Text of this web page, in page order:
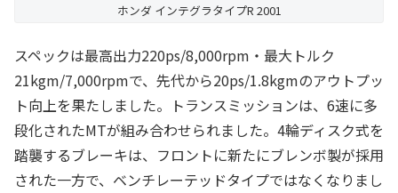
ホンダ インテグラタイプR 2001
スペックは最高出力220ps/8,000rpm・最大トルク
21kgm/7,000rpmで、先代から20ps/1.8kgmのアウトプッ
ト向上を果たしました。トランスミッションは、6速に多
段化されたMTが組み合わせられました。4輪ディスク式を
踏襲するブレーキは、フロントに新たにブレンボ製が採用
された一方で、ベンチレーテッドタイプではなくなりまし